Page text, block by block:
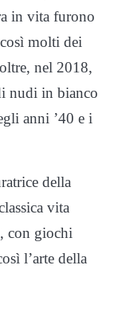
in vita furono
molti dei
nel 2018,
nudi in bianco
anni ’40 e i
della
vita
con giochi
l’arte della